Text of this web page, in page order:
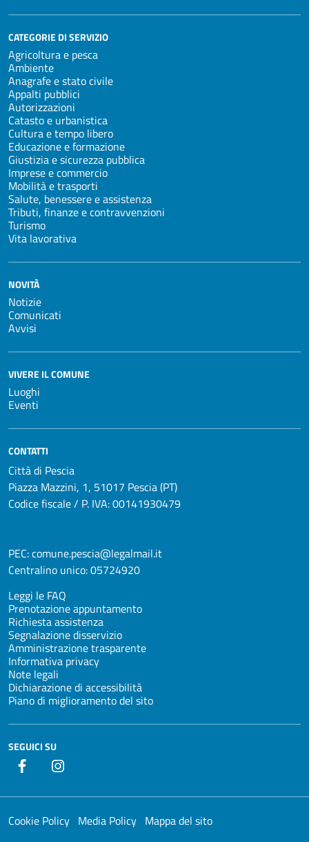
CATEGORIE DI SERVIZIO
Agricoltura e pesca
Ambiente
Anagrafe e stato civile
Appalti pubblici
Autorizzazioni
Catasto e urbanistica
Cultura e tempo libero
Educazione e formazione
Giustizia e sicurezza pubblica
Imprese e commercio
Mobilità e trasporti
Salute, benessere e assistenza
Tributi, finanze e contravvenzioni
Turismo
Vita lavorativa
NOVITÀ
Notizie
Comunicati
Avvisi
VIVERE IL COMUNE
Luoghi
Eventi
CONTATTI
Città di Pescia
Piazza Mazzini, 1, 51017 Pescia (PT)
Codice fiscale / P. IVA: 00141930479
PEC:comune.pescia@legalmail.it
Centralino unico:05724920
Leggi le FAQ
Prenotazione appuntamento
Richiesta assistenza
Segnalazione disservizio
Amministrazione trasparente
Informativa privacy
Note legali
Dichiarazione di accessibilità
Piano di miglioramento del sito
SEGUICI SU
Facebook
Cookie Policy Media Policy Mappa del sito